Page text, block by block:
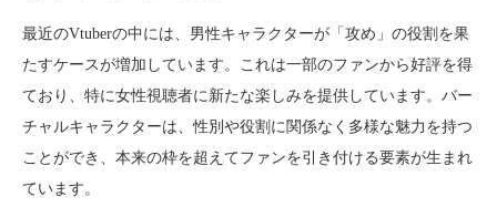
最近のVtuberの中には、男性キャラクターが「攻め」の役割を果
たすケースが増加しています。これは一部のファンから好評を得
ており、特に女性視聴者に新たな楽しみを提供しています。バー
チャルキャラクターは、性別や役割に関係なく多様な魅力を持つ
ことができ、本来の枠を超えてファンを引き付ける要素が生まれ
ています。